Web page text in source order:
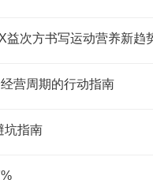
益次方书写运动营养新趋
营周期的行动指南
坑指南